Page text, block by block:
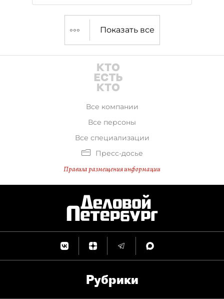
Показать все
Все компании
Все персоны
Все специализации
Пресс-досье
Правила размещения информации
Рубрики